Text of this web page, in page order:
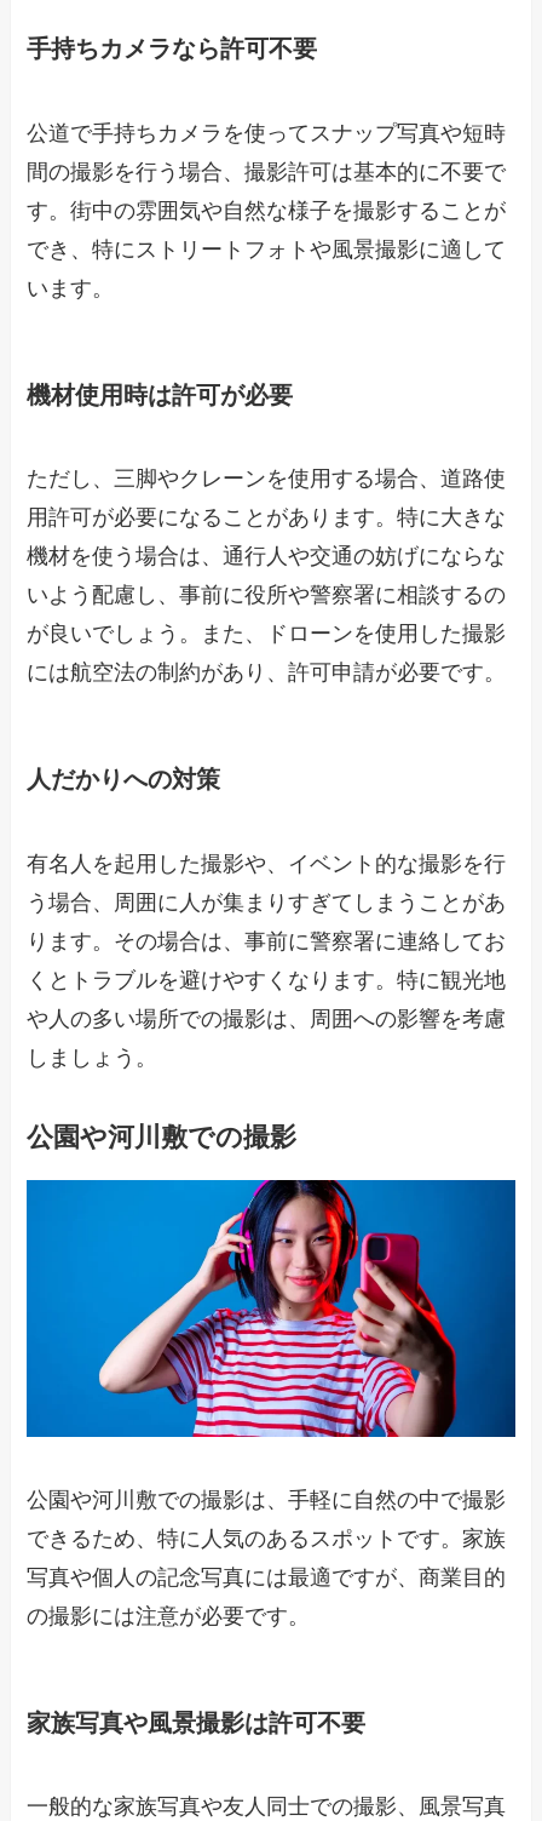
手持ちカメラなら許可不要
公道で手持ちカメラを使ってスナップ写真や短時
間の撮影を行う場合、撮影許可は基本的に不要で
す。街中の雰囲気や自然な様子を撮影することが
でき、特にストリートフォトや風景撮影に適して
います。
機材使用時は許可が必要
ただし、三脚やクレーンを使用する場合、道路使
用許可が必要になることがあります。特に大きな
機材を使う場合は、通行人や交通の妨げにならな
いよう配慮し、事前に役所や警察署に相談するの
が良いでしょう。また、ドローンを使用した撮影
には航空法の制約があり、許可申請が必要です。
人だかりへの対策
有名人を起用した撮影や、イベント的な撮影を行
う場合、周囲に人が集まりすぎてしまうことがあ
ります。その場合は、事前に警察署に連絡してお
くとトラブルを避けやすくなります。特に観光地
や人の多い場所での撮影は、周囲への影響を考慮
しましょう。
公園や河川敷での撮影
公園や河川敷での撮影は、手軽に自然の中で撮影
できるため、特に人気のあるスポットです。家族
写真や個人の記念写真には最適ですが、商業目的
の撮影には注意が必要です。
家族写真や風景撮影は許可不要
一般的な家族写真や友人同士での撮影、風景写真